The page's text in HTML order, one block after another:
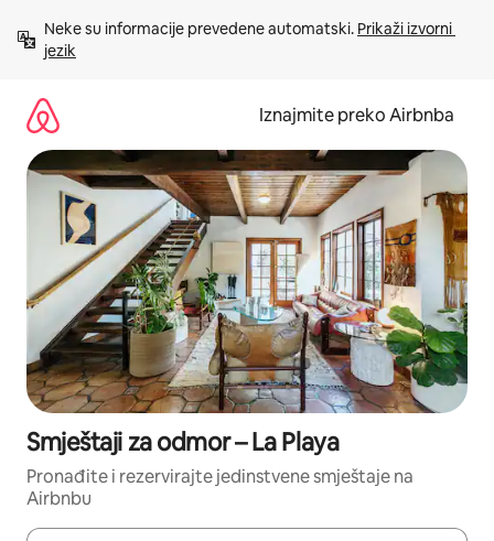
sadržaj
Neke su informacije prevedene automatski. Prikaži izvorni
jezik
Iznajmite preko Airbnba
Smještaji za odmor – La Playa
Pronađite i rezervirajte jedinstvene smještaje na
Airbnbu